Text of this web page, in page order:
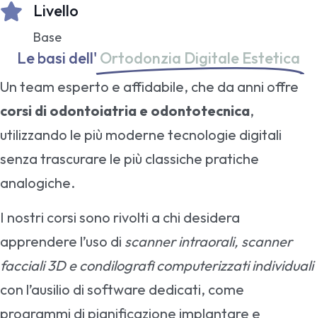
Livello
Base
Le basi dell' Ortodonzia Digitale Estetica
Un team esperto e affidabile, che da anni offre
corsi di odontoiatria e odontotecnica,
utilizzando le più moderne tecnologie digitali
senza trascurare le più classiche pratiche
analogiche.
I nostri corsi sono rivolti a chi desidera
apprendere l’uso di scanner intraorali, scanner
facciali 3D e condilografi computerizzati individuali
con l’ausilio di software dedicati, come
programmi di pianificazione implantare e